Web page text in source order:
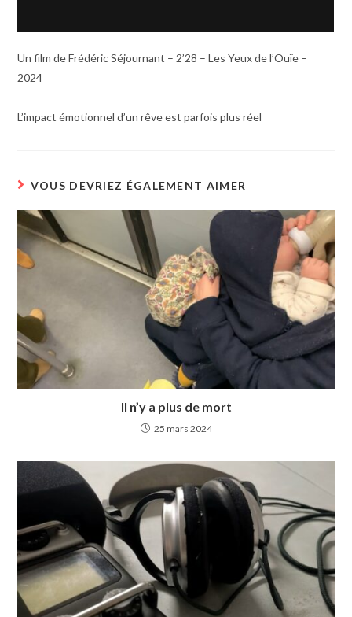
Un film de Frédéric Séjournant – 2’28 – Les Yeux de l’Ouïe –
2024
L’impact émotionnel d’un rêve est parfois plus réel
VOUS DEVRIEZ ÉGALEMENT AIMER
Il n’y a plus de mort
25 mars 2024